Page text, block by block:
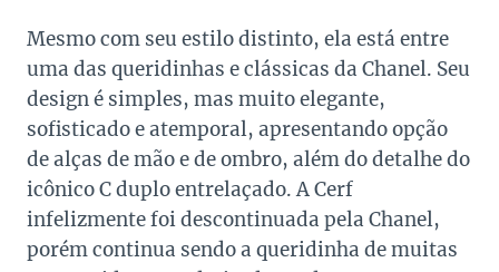
Mesmo com seu estilo distinto, ela está entre
uma das queridinhas e clássicas da Chanel. Seu
design é simples, mas muito elegante,
sofisticado e atemporal, apresentando opção
de alças de mão e de ombro, além do detalhe do
icônico C duplo entrelaçado. A Cerf
infelizmente foi descontinuada pela Chanel,
porém continua sendo a queridinha de muitas